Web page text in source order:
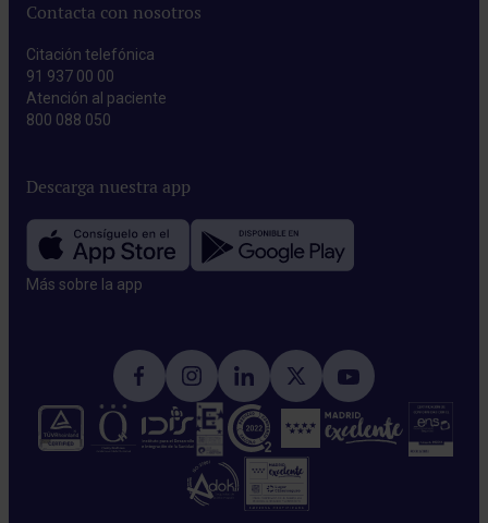
Contacta con nosotros
Citación telefónica
91 937 00 00
Atención al paciente
800 088 050
Descarga nuestra app
Más sobre la app​